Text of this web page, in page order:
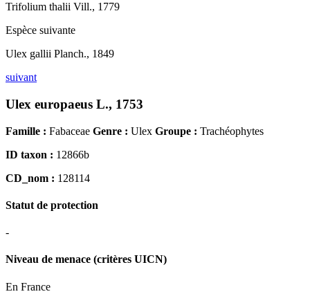
Trifolium thalii Vill., 1779
Espèce suivante
Ulex gallii Planch., 1849
suivant
Ulex europaeus L., 1753
Famille : Fabaceae Genre : Ulex Groupe : Trachéophytes
ID taxon : 12866b
CD_nom : 128114
Statut de protection
-
Niveau de menace (critères UICN)
En France